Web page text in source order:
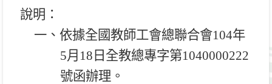
說明：
一、依據全國教師工會總聯合會104年
5月 18 日全教總專字第1040000222
號函辦理。